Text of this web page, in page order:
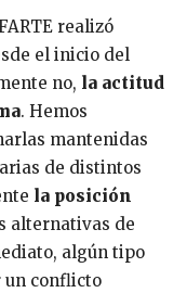
realizó
el inicio del
no, la actitud
. Hemos
mantenidas
de distintos
la posición
alternativas de
algún tipo
un conflicto